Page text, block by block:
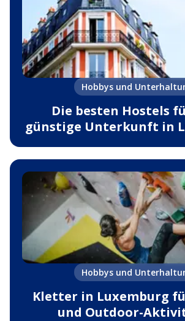
Hobbys und
Die besten Hostels
günstige Unterkunft in
Hobbys und
Kletter in Luxemburg
und Outdoor-